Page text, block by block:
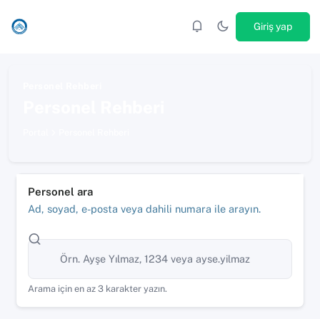
Giriş yap
Personel ara
Ad, soyad, e-posta veya dahili numara ile arayın.
Personel ara
Arama için en az 3 karakter yazın.